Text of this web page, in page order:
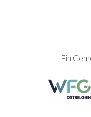
SEITENFUSS
Ein